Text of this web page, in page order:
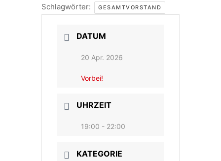
Schlagwörter: GESAMTVORSTAND
DATUM
20 Apr. 2026
Vorbei!
UHRZEIT
19:00 - 22:00
KATEGORIE